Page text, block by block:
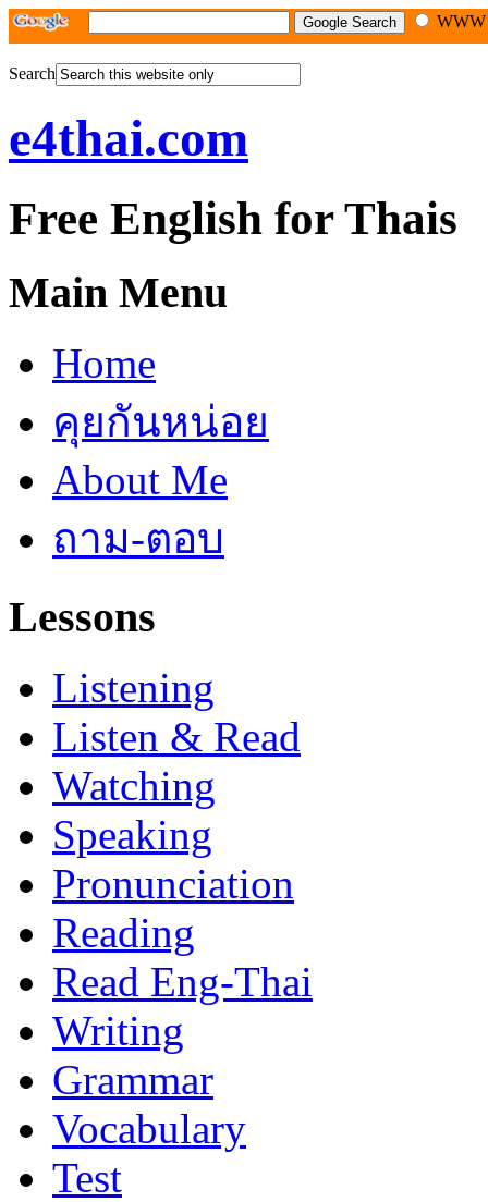
Search
e4thai.com
Free English for Thais
Main Menu
Home
คุยกันหน่อย
About Me
ถาม-ตอบ
Lessons
Listening
Listen & Read
Watching
Speaking
Pronunciation
Reading
Read Eng-Thai
Writing
Grammar
Vocabulary
Test